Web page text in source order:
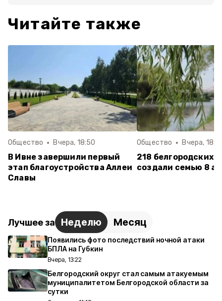
Читайте также
Общество Вчера, 18:50
В Ивне завершили первый
этап благоустройства Аллеи
Славы
Общество Вчера,
218 белгородских
создали семью 8
Лучшее за Неделю Месяц
Появились фото последствий ночной атаки
БПЛА на Губкин
Вчера, 13:22
Белгородский округ стал самым атакуемым
муниципалитетом Белгородской области за
сутки